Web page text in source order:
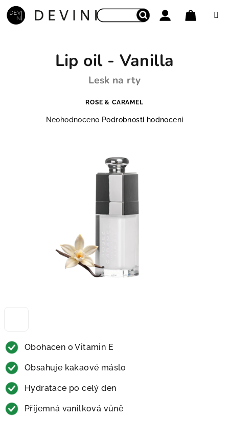
Přejít na obsah
Obohacen o Vitamin E
Obsahuje kakaové máslo
Hydratace po celý den
Příjemná vanilková vůně
Lip oil - Vanilla
Lesk na rty
ROSE & CARAMEL
Průměrné hodnocení produktu je 0,0 z 5 hvězdiček.
Neohodnoceno Podrobnosti hodnocení